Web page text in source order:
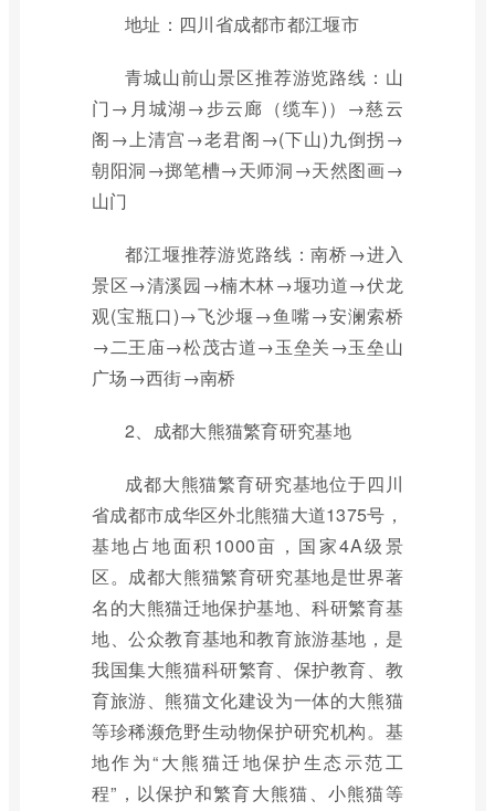
地址：四川省成都市都江堰市
青城山前山景区推荐游览路线：山
门→月城湖→步云廊（缆车)）→慈云
阁→上清宫→老君阁→(下山)九倒拐→
朝阳洞→掷笔槽→天师洞→天然图画→
山门
都江堰推荐游览路线：南桥→进入
景区→清溪园→楠木林→堰功道→伏龙
观(宝瓶口)→飞沙堰→鱼嘴→安澜索桥
→二王庙→松茂古道→玉垒关→玉垒山
广场→西街→南桥
2、成都大熊猫繁育研究基地
成都大熊猫繁育研究基地位于四川
省成都市成华区外北熊猫大道1375号，
基地占地面积1000亩，国家4A级景
区。成都大熊猫繁育研究基地是世界著
名的大熊猫迁地保护基地、科研繁育基
地、公众教育基地和教育旅游基地，是
我国集大熊猫科研繁育、保护教育、教
育旅游、熊猫文化建设为一体的大熊猫
等珍稀濒危野生动物保护研究机构。基
地作为“大熊猫迁地保护生态示范工
程”，以保护和繁育大熊猫、小熊猫等